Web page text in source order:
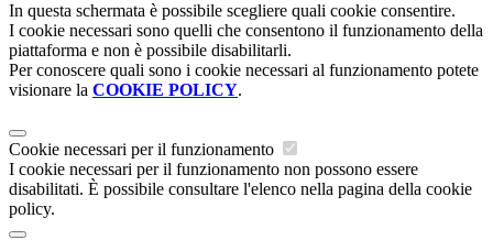
In questa schermata è possibile scegliere quali cookie consentire.
I cookie necessari sono quelli che consentono il funzionamento della
piattaforma e non è possibile disabilitarli.
Per conoscere quali sono i cookie necessari al funzionamento potete
visionare la COOKIE POLICY.
Cookie necessari per il funzionamento
I cookie necessari per il funzionamento non possono essere
disabilitati. È possibile consultare l'elenco nella pagina della cookie
policy.